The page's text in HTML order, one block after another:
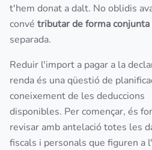
t'hem donat a dalt. No oblidis
convé tributar de forma conjunta
separada.
Reduir l'import a pagar a la
renda és una qüestió de
coneixement de les deduccions
disponibles. Per començar, és
revisar amb antelació totes les
fiscals i personals que figuren a